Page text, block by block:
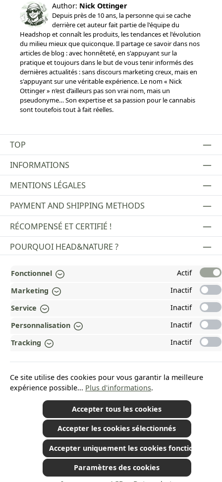
Author: Nick Ottinger
Depuis près de 10 ans, la personne qui se cache
derrière cet auteur fait partie de l'équipe du
Headshop et connaît les produits, les tendances et l'évolution
du milieu mieux que quiconque. Il partage ce savoir dans nos
articles de blog : avec honnêteté, en s'appuyant sur la
pratique et toujours dans le but de vous tenir informés des
dernières actualités : sans discours marketing creux, mais en
s'appuyant sur une véritable expérience. Le nom « Nick
Ottinger » n’est d’ailleurs pas son vrai nom, mais un
pseudonyme… Son expertise et sa passion pour le cannabis
sont toutefois tout à fait réelles.
TOP
INFORMATIONS
MENTIONS LÉGALES
PAYMENT AND SHIPPING METHODS
RÉCOMPENSÉ ET CERTIFIÉ !
POURQUOI HEAD&NATURE ?
*Tous les prix incluent la TVA plus les frais d'expédition
et les éventuels frais de
© 2026 Plamundo GmbH - All Rights Reserved. Theme byThemeWare®
Fonctionnel
Actif
Marketing
Inactif
Service
Inactif
Personnalisation
Inactif
Tracking
Inactif
Ce site utilise des cookies pour vous garantir la meilleure
expérience possible... Plus d'informations.
Accepter tous les cookies
Accepter les cookies sélectionnés
Accepter uniquement les cookies fonctionnels
Paramètres des cookies